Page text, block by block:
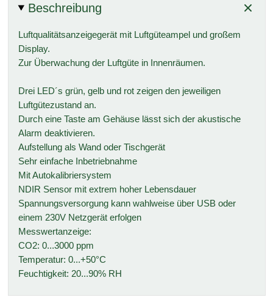
Beschreibung
Luftqualitätsanzeigegerät mit Luftgüteampel und großem
Display.
Zur Überwachung der Luftgüte in Innenräumen.
Drei LED´s grün, gelb und rot zeigen den jeweiligen
Luftgütezustand an.
Durch eine Taste am Gehäuse lässt sich der akustische
Alarm deaktivieren.
Aufstellung als Wand oder Tischgerät
Sehr einfache Inbetriebnahme
Mit Autokalibriersystem
NDIR Sensor mit extrem hoher Lebensdauer
Spannungsversorgung kann wahlweise über USB oder
einem 230V Netzgerät erfolgen
Messwertanzeige:
CO2: 0...3000 ppm
Temperatur: 0...+50°C
Feuchtigkeit: 20...90% RH